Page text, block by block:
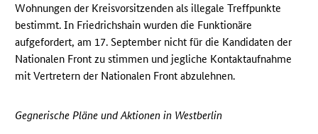
Wohnungen der Kreisvorsitzenden als illegale Treffpunkte
bestimmt. In Friedrichshain wurden die Funktionäre
aufgefordert, am 17. September nicht für die Kandidaten der
Nationalen Front zu stimmen und jegliche Kontaktaufnahme
mit Vertretern der Nationalen Front abzulehnen.
Gegnerische Pläne und Aktionen in Westberlin